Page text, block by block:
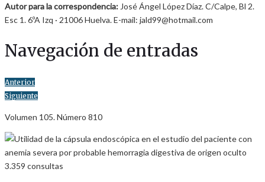
Autor para la correspondencia: José Ángel López Díaz. C/Calpe, Bl 2.
Esc 1. 6ºA Izq · 21006 Huelva. E-mail: jald99@hotmail.com
Navegación de entradas
Anterior
Siguiente
Volumen 105. Número 810
3.359 consultas